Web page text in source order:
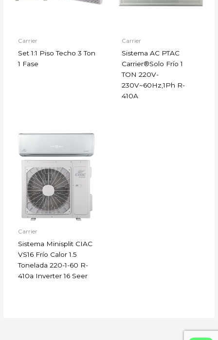
Carrier
Set 1:1 Piso Techo 3 Ton
1 Fase
Carrier
Sistema AC PTAC
Carrier®Solo Frío 1
TON 220V-
230V~60Hz,1Ph R-
410A
Carrier
Sistema Minisplit CIAC
VS16 Frío Calor 1.5
Tonelada 220-1-60 R-
410a Inverter 16 Seer